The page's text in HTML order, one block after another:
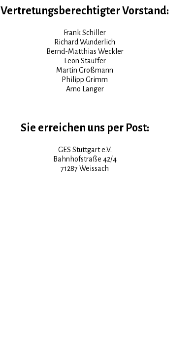
Vertretungsberechtigter Vorstand:
Frank Schiller
Richard Wunderlich
Bernd-Matthias Weckler
Leon Stauffer
Martin Großmann
Philipp Grimm
Arno Langer
Sie erreichen uns per Post:
GES Stuttgart e.V.
Bahnhofstraße 42/4
71287 Weissach